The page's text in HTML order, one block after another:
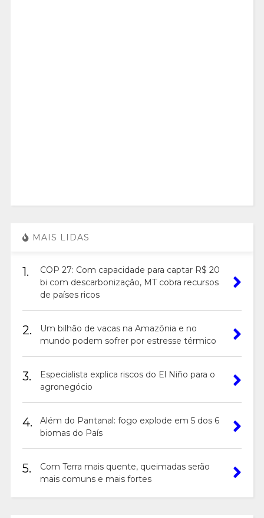
MAIS LIDAS
1.
COP 27: Com capacidade para captar R$ 20
bi com descarbonização, MT cobra recursos
de países ricos
2.
Um bilhão de vacas na Amazônia e no
mundo podem sofrer por estresse térmico
3.
Especialista explica riscos do El Niño para o
agronegócio
4.
Além do Pantanal: fogo explode em 5 dos 6
biomas do País
5.
Com Terra mais quente, queimadas serão
mais comuns e mais fortes